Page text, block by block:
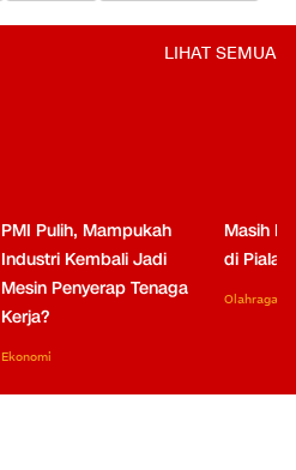
LIHAT SEMUA
PMI Pulih, Mampukah
Industri Kembali Jadi
Mesin Penyerap Tenaga
Kerja?
Ekonomi
Masih
di Piala
Olahraga